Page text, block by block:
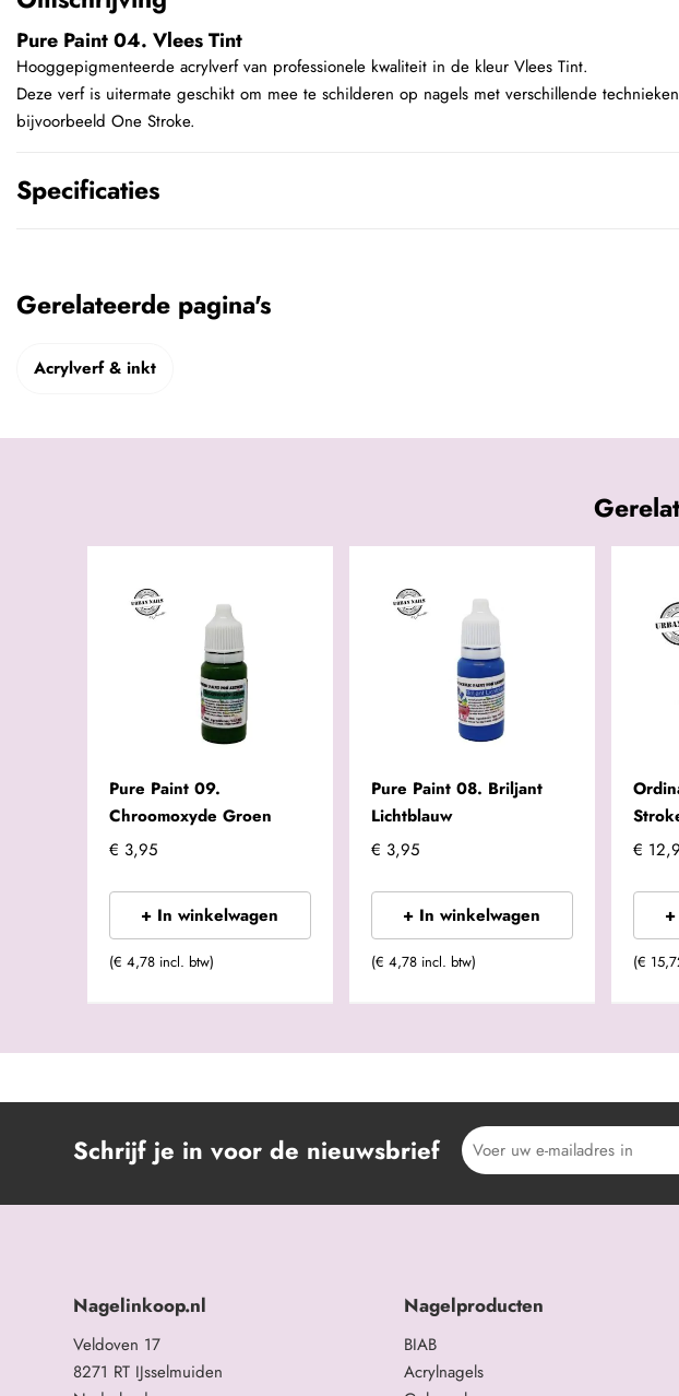
Pure Paint 04. Vlees Tint
Hooggepigmenteerde acrylverf van professionele kwaliteit in de kleur Vlees Tint.
Deze verf is uitermate geschikt om mee te schilderen op nagels met verschillende
bijvoorbeeld One Stroke.
Specificaties
Gerelateerde pagina's
Acrylverf & inkt
Pure Paint 09.
Chroomoxyde Groen
€ 3,95
+ In winkelwagen
(€ 4,78 incl. btw)
Pure Paint 08. Briljant
Lichtblauw
€ 3,95
+ In winkelwagen
(€ 4,78 incl. btw)
€
(€
Schrijf je in voor de nieuwsbrief
Nagelinkoop.nl
Veldoven 17
8271 RT IJsselmuiden
Nagelproducten
BIAB
Acrylnagels